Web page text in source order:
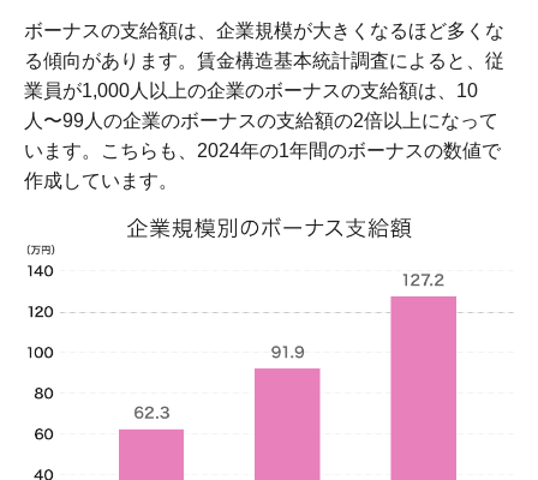
ボーナスの支給額は、企業規模が大きくなるほど多くな
る傾向があります。賃金構造基本統計調査によると、従
業員が1,000人以上の企業のボーナスの支給額は、10
人〜99人の企業のボーナスの支給額の2倍以上になって
います。こちらも、2024年の1年間のボーナスの数値で
作成しています。